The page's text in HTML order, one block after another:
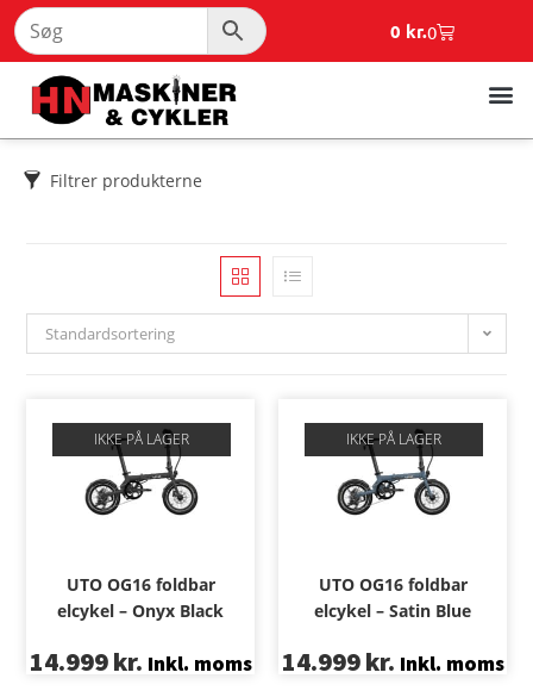
0 kr.0
Filtrer produkterne
Standardsortering
IKKE PÅ LAGER
UTO OG16 foldbar
elcykel – Onyx Black
14.999kr. Inkl. moms
IKKE PÅ LAGER
UTO OG16 foldbar
elcykel – Satin Blue
14.999kr. Inkl. moms